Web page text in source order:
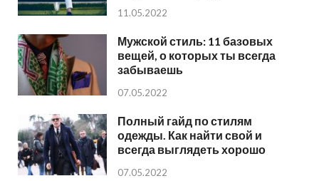
11.05.2022
Мужской стиль: 11 базовых
вещей, о которых ты всегда
забываешь
07.05.2022
Полный гайд по стилям
одежды. Как найти свой и
всегда выглядеть хорошо
07.05.2022